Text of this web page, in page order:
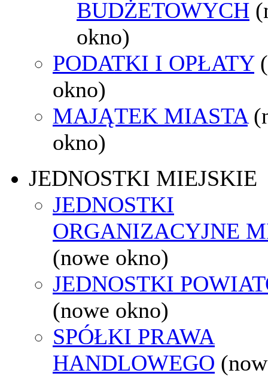
BUDŻETOWYCH
okno)
PODATKI I OPŁATY
okno)
MAJĄTEK MIASTA
okno)
JEDNOSTKI MIEJSKIE
JEDNOSTKI
ORGANIZACYJNE
(nowe okno)
JEDNOSTKI
(nowe okno)
SPÓŁKI PRAWA
HANDLOWEGO